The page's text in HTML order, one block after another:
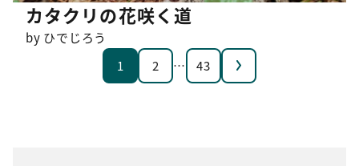
カタクリの花咲く道
by ひでじろう
1
2 … 43 次へ